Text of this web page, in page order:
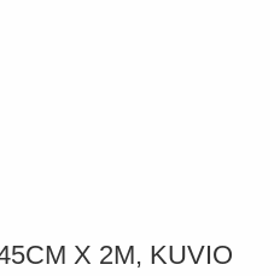
X 2M, KUVIO